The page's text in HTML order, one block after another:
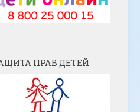
ПРАВ ДЕТЕЙ